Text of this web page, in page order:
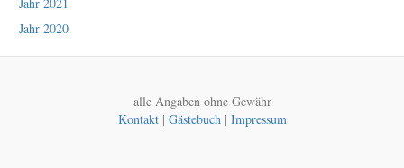
Jahr 2020
alle Angaben ohne Gewähr
Kontakt| Gästebuch| Impressum